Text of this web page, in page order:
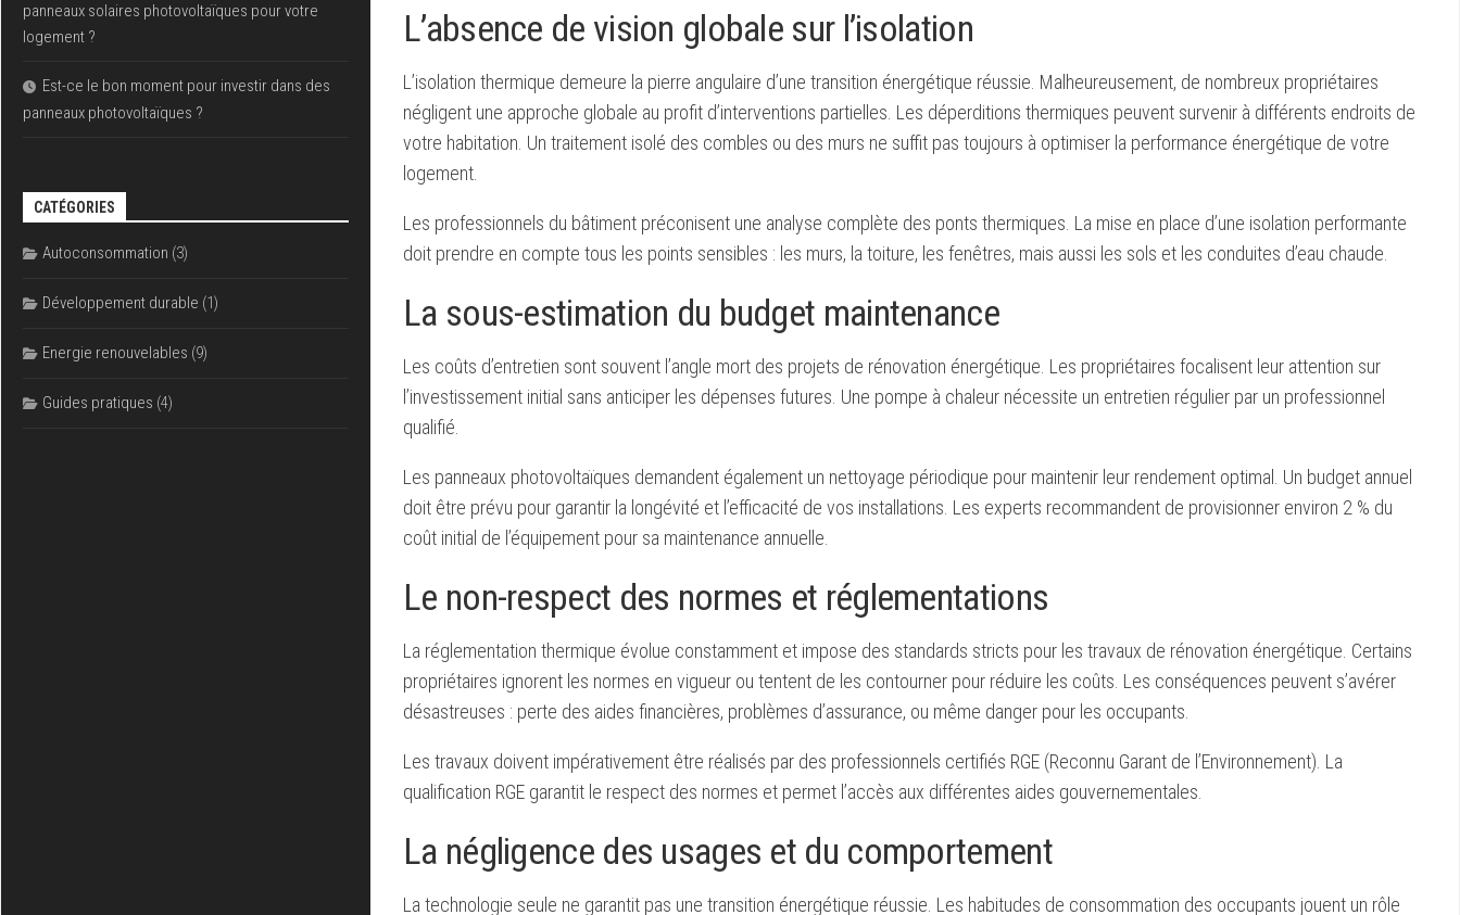
L’absence de vision globale sur l’isolation
L’isolation thermique demeure la pierre angulaire d’une transition énergétique réussie. Malheureusement, de nombreux propriétaires
négligent une approche globale au profit d’interventions partielles. Les déperditions thermiques peuvent survenir à différents endroits de
votre habitation. Un traitement isolé des combles ou des murs ne suffit pas toujours à optimiser la performance énergétique de votre
logement.
Les professionnels du bâtiment préconisent une analyse complète des ponts thermiques. La mise en place d’une isolation performante
doit prendre en compte tous les points sensibles : les murs, la toiture, les fenêtres, mais aussi les sols et les conduites d’eau chaude.
La sous-estimation du budget maintenance
Les coûts d’entretien sont souvent l’angle mort des projets de rénovation énergétique. Les propriétaires focalisent leur attention sur
l’investissement initial sans anticiper les dépenses futures. Une pompe à chaleur nécessite un entretien régulier par un professionnel
qualifié.
Les panneaux photovoltaïques demandent également un nettoyage périodique pour maintenir leur rendement optimal. Un budget annuel
doit être prévu pour garantir la longévité et l’efficacité de vos installations. Les experts recommandent de provisionner environ 2 % du
coût initial de l’équipement pour sa maintenance annuelle.
Le non-respect des normes et réglementations
La réglementation thermique évolue constamment et impose des standards stricts pour les travaux de rénovation énergétique. Certains
propriétaires ignorent les normes en vigueur ou tentent de les contourner pour réduire les coûts. Les conséquences peuvent s’avérer
désastreuses : perte des aides financières, problèmes d’assurance, ou même danger pour les occupants.
Les travaux doivent impérativement être réalisés par des professionnels certifiés RGE (Reconnu Garant de l’Environnement). La
qualification RGE garantit le respect des normes et permet l’accès aux différentes aides gouvernementales.
La négligence des usages et du comportement
La technologie seule ne garantit pas une transition énergétique réussie. Les habitudes de consommation des occupants jouent un rôle
panneaux solaires photovoltaïques pour votre
logement ?
Est-ce le bon moment pour investir dans des
panneaux photovoltaïques ?
CATÉGORIES
Autoconsommation (3)
Développement durable (1)
Energie renouvelables (9)
Guides pratiques (4)